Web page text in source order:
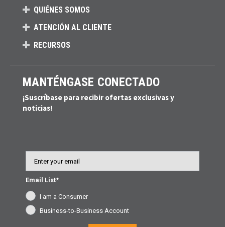
QUIÉNES SOMOS
ATENCIÓN AL CLIENTE
RECURSOS
MANTÉNGASE CONECTADO
¡Suscríbase para recibir ofertas exclusivas y
noticias!
Email List*
I am a Consumer
Business-to-Business Account